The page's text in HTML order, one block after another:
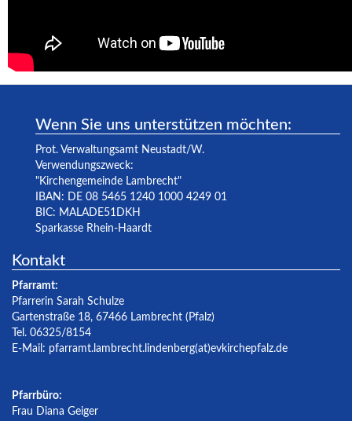
Wenn Sie uns unterstützen möchten:
Prot. Verwaltungsamt Neustadt/W.
Verwendungszweck:
"Kirchengemeinde Lambrecht"
IBAN: DE 08 5465 1240 1000 4249 01
BIC: MALADE51DKH
Sparkasse Rhein-Haardt
Kontakt
Pfarramt:
Pfarrerin Sarah Schulze
Gartenstraße 18, 67466 Lambrecht (Pfalz)
Tel. 06325/8154
E-Mail: pfarramt.lambrecht.lindenberg(at)evkirchepfalz.de
Pfarrbüro:
Frau Diana Geiger